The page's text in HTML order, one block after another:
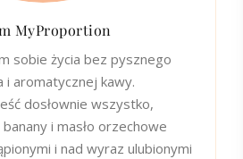
MyProportion
sobie życia bez pysznego
i aromatycznej kawy.
dosłownie wszystko,
i masło orzechowe
i nad wyraz ulubionymi